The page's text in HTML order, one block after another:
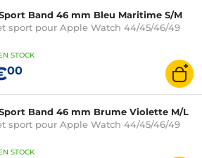
Band 46 mm Bleu Maritime S/M
sport pour Apple Watch 44/45/46/49
STOCK
00
Band 46 mm Brume Violette M/L
sport pour Apple Watch 44/45/46/49
STOCK